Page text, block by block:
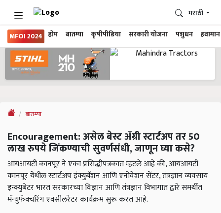
MFOI 2024 होम बातम्या कृषीपीडिया सरकारी योजना पशुधन हवामान
मराठी
बातम्या
Encouragement: असेल बेस्ट ॲग्री स्टार्टअप तर 50
लाख रुपये जिंकण्याची सुवर्णसंधी, जाणून घ्या कसे?
आयआयटी कानपूर ने एका प्रसिद्धीपत्रकात म्हटले आहे की, आयआयटी
कानपूर येथील स्टार्टअप इंक्युबॅशन आणि एनोवेशन सेंटर, तंत्रज्ञान व्यवसाय
इन्क्युबेटर भारत सरकारच्या विज्ञान आणि तंत्रज्ञान विभागात द्वारे समर्थीत
मॅन्युफॅक्चरिंग एक्सीलरेटर कार्यक्रम सुरू करत आहे.